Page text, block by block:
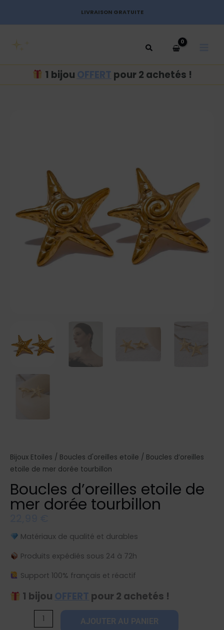
LIVRAISON GRATUITE
1 bijou OFFERT pour 2 achetés !
Bijoux Etoiles / Boucles d'oreilles etoile / Boucles d’oreilles
etoile de mer dorée tourbillon
Boucles d’oreilles etoile de
mer dorée tourbillon
Matériaux de qualité et durables
Produits expédiés sous 24 à 72h
Support 100% français et réactif
1 bijouOFFERTpour 2 achetés !
quantité
AJOUTER AU PANIER